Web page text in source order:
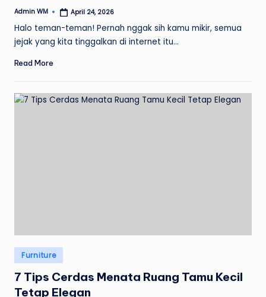
Posted
Admin WM April 24, 2026
Halo teman-teman! Pernah nggak sih kamu mikir, semua
jejak yang kita tinggalkan di internet itu…
Read More
Posted
in
Furniture
7 Tips Cerdas Menata Ruang Tamu Kecil
Tetap Elegan